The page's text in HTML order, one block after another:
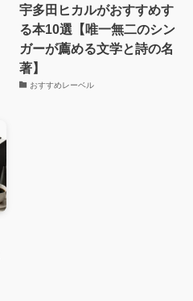
宇多田ヒカルがおすすめす
る本10選【唯一無二のシン
ガーが薦める文学と詩の名
著】
おすすめレーベル